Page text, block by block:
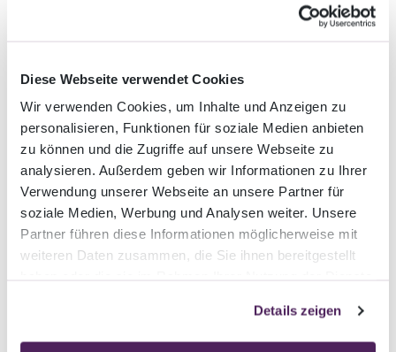
Diese Webseite verwendet Cookies
Wir verwenden Cookies, um Inhalte und Anzeigen zu
personalisieren, Funktionen für soziale Medien anbieten
zu können und die Zugriffe auf unsere Webseite zu
analysieren. Außerdem geben wir Informationen zu Ihrer
Verwendung unserer Webseite an unsere Partner für
soziale Medien, Werbung und Analysen weiter. Unsere
Partner führen diese Informationen möglicherweise mit
weiteren Daten zusammen, die Sie ihnen bereitgestellt
Details zeigen
e-commerce
16.12.2024
Machine learning in e-commerce: how
intelligent algorithms are revolutionising
the shopping experience
20 Ways to increase sales with targeted